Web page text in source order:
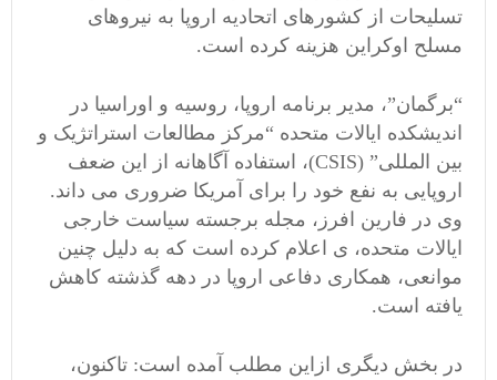
تسلیحات از کشورهای اتحادیه اروپا به نیروهای
مسلح اوکراین هزینه کرده است.
“برگمان”، مدیر برنامه اروپا، روسیه و اوراسیا در
اندیشکده ایالات متحده “مرکز مطالعات استراتژیک و
بین المللی” (CSIS)، استفاده آگاهانه از این ضعف
اروپایی به نفع خود را برای آمریکا ضروری می داند.
وی در فارین افرز، مجله برجسته سیاست خارجی
ایالات متحده، ی اعلام کرده است که به دلیل چنین
موانعی، همکاری دفاعی اروپا در دهه گذشته کاهش
یافته است.
در بخش دیگری ازاین مطلب آمده است: تاکنون،